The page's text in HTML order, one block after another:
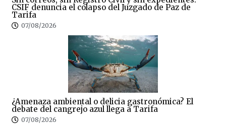
CSIF denuncia el colapso del Juzgado de Paz de
Tarifa
07/08/2026
¿Amenaza ambiental o delicia gastronómica? El
debate del cangrejo azul llega a Tarifa
07/08/2026